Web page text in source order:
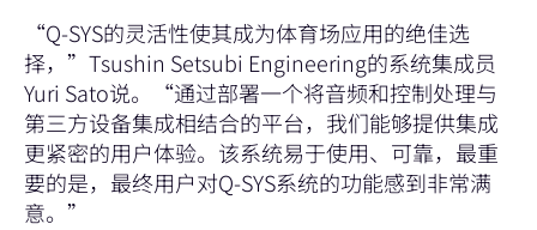
“Q-SYS的灵活性使其成为体育场应用的绝佳选
择，”Tsushin Setsubi Engineering的系统集成员
Yuri Sato说。“通过部署一个将音频和控制处理与
第三方设备集成相结合的平台，我们能够提供集成
更紧密的用户体验。该系统易于使用、可靠，最重
要的是，最终用户对Q-SYS系统的功能感到非常满
意。”